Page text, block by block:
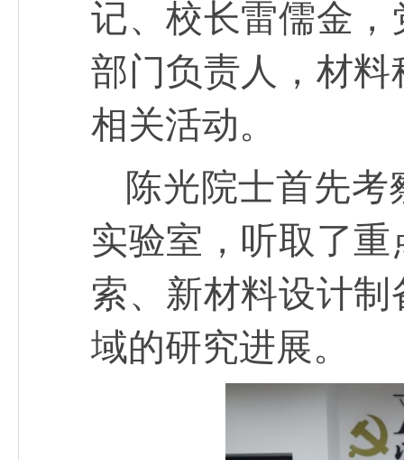
记、校长雷儒金
部门负责人，材
相关活动。
陈光院士首先
实验室，听取了
索、新材料设计
域的研究进展。